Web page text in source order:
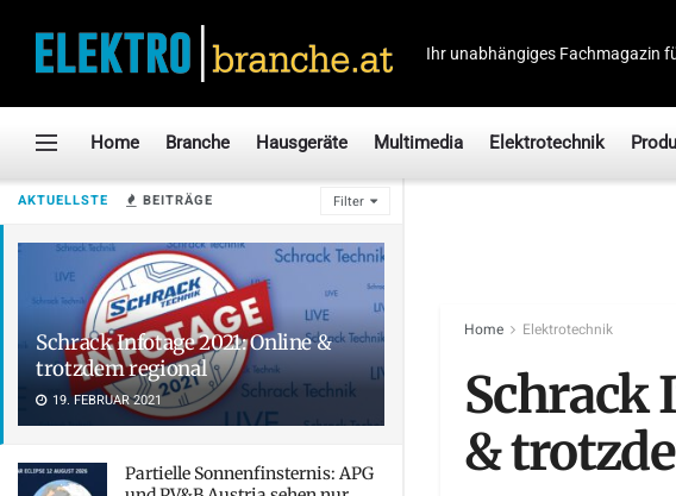
AKTUELLSTE BEITRÄGE Filter
Schrack Infotage 2021: Online &
trotzdem regional
19. FEBRUAR 2021
Partielle Sonnenfinsternis: APG
Ihr unabhängiges Fachmagazin
Home Branche Hausgeräte Multimedia Elektrotechnik
Home Elektrotechnik
Schrack
&